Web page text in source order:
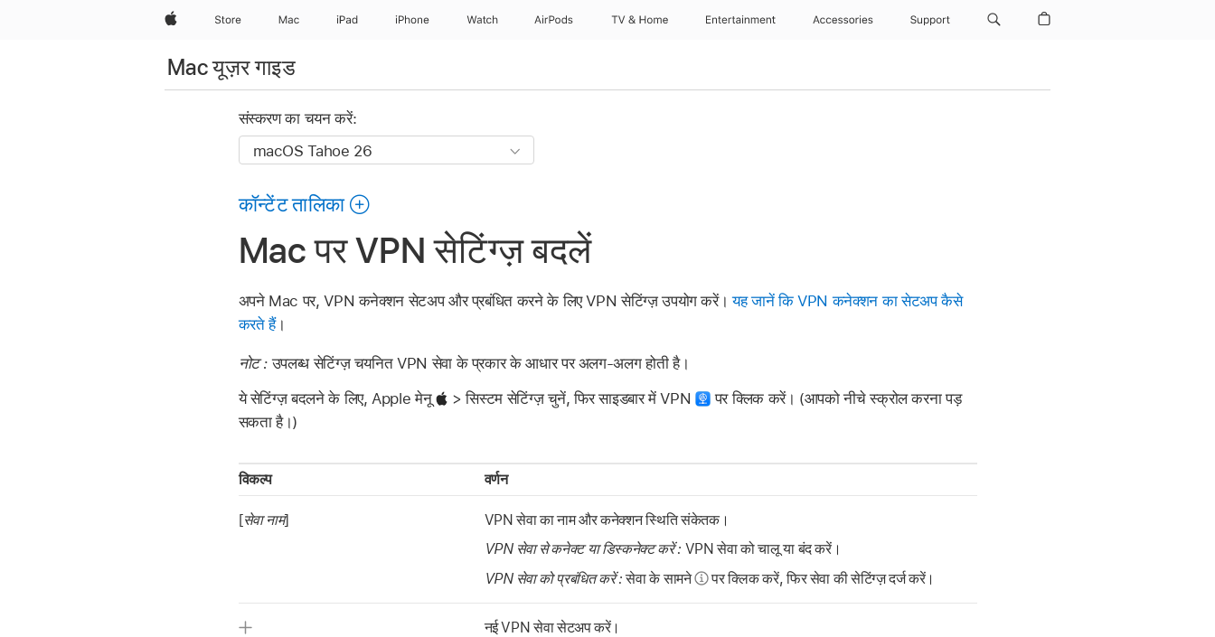
AppleStore Mac iPad iPhone Watch AirPods TV & Home Entertainment Accessories Support
Mac यूज़र गाइड
संस्करण का चयन करें:
कॉन्टेंट तालिका
Mac पर VPN सेटिंग्ज़ बदलें
अपने Mac पर, VPN कनेक्शन सेटअप और प्रबंधित करने के लिए VPN सेटिंग्ज़ उपयोग करें।यह जानें कि VPN कनेक्शन का सेटअप कैसे
करते हैं।
नोट :उपलब्ध सेटिंग्ज़ चयनित VPN सेवा के प्रकार के आधार पर अलग-अलग होती है।
ये सेटिंग्ज़ बदलने के लिए, Apple मेनू
> सिस्टम सेटिंग्ज़ चुनें, फिर साइडबार में VPN
पर क्लिक करें। (आपको नीचे स्क्रोल करना पड़
सकता है।)
विकल्प वर्णन
[सेवा नाम]
VPN सेवा का नाम और कनेक्शन स्थिति संकेतक।
VPN सेवा से कनेक्ट या डिस्कनेक्ट करें : VPN सेवा को चालू या बंद करें।
VPN सेवा को प्रबंधित करें :सेवा के सामने पर क्लिक करें, फिर सेवा की सेटिंग्ज़ दर्ज करें।
नई VPN सेवा सेटअप करें।